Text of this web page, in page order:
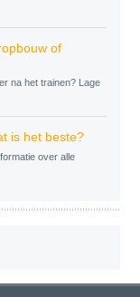
of
na het trainen? Lage
is het beste?
over alle